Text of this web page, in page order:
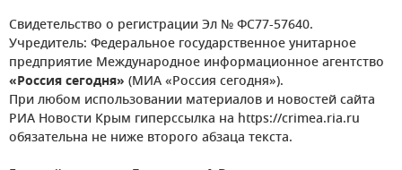
Свидетельство о регистрации Эл № ФС77-57640.
Учредитель: Федеральное государственное унитарное
предприятие Международное информационное агентство
«Россия сегодня» (МИА «Россия сегодня»).
При любом использовании материалов и новостей сайта
РИА Новости Крым гиперссылка на https://crimea.ria.ru
обязательна не ниже второго абзаца текста.